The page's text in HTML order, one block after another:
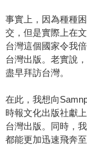
事實上，因為種種
交，但是實際上在
台灣這個國家令我
台灣出版。老實說
盡早拜訪台灣。
在此，我想向
時報文化出版社獻
台灣出版。同時，
都能更加迅速飛奔